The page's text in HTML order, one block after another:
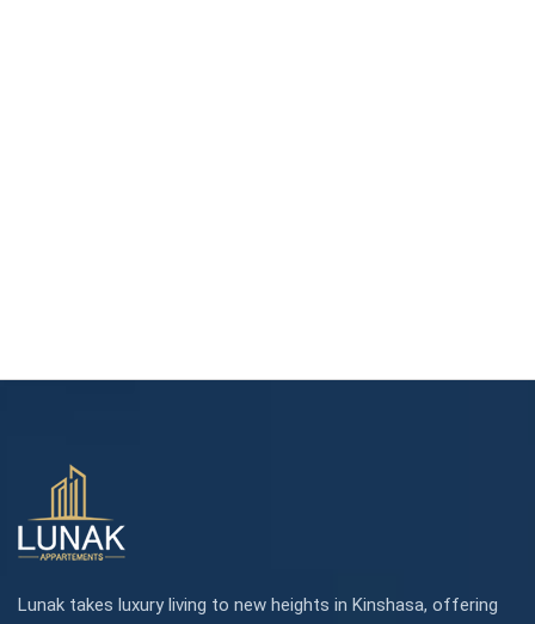
Lunak takes luxury living to new heights in Kinshasa, offering